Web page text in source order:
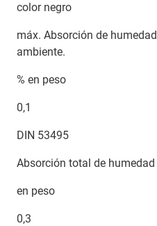
color negro
máx. Absorción de
ambiente.
% en peso
0,1
DIN 53495
Absorción total de humedad
en peso
0,3